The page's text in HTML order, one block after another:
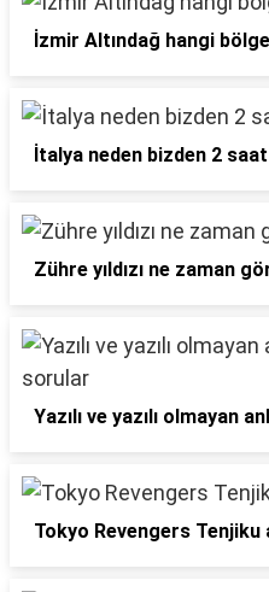
İzmir Altındağ hangi
İtalya neden bizden 2
Zühre yıldızı ne zaman
Yazılı ve yazılı olmayan
Tokyo Revengers Tenjiku